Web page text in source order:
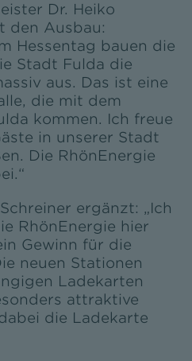
Dr. Heiko
den Ausbau:
Hessentag bauen die
Stadt Fulda die
aus. Das ist eine
die mit dem
kommen. Ich freue
in unserer Stadt
Die RhönEnergie
ergänzt: „Ich
RhönEnergie hier
Gewinn für die
neuen Stationen
Ladekarten
attraktive
die Ladekarte